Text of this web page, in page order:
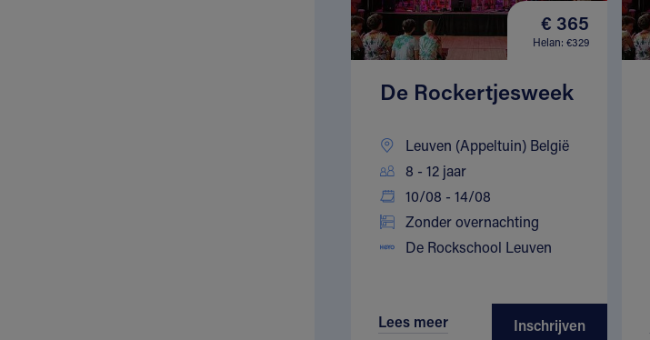
€ 365
Helan: €329
De Rockertjesweek
Leuven (Appeltuin) België
8 - 12 jaar
10/08 - 14/08
Zonder overnachting
De Rockschool Leuven
Lees meer Inschrijven